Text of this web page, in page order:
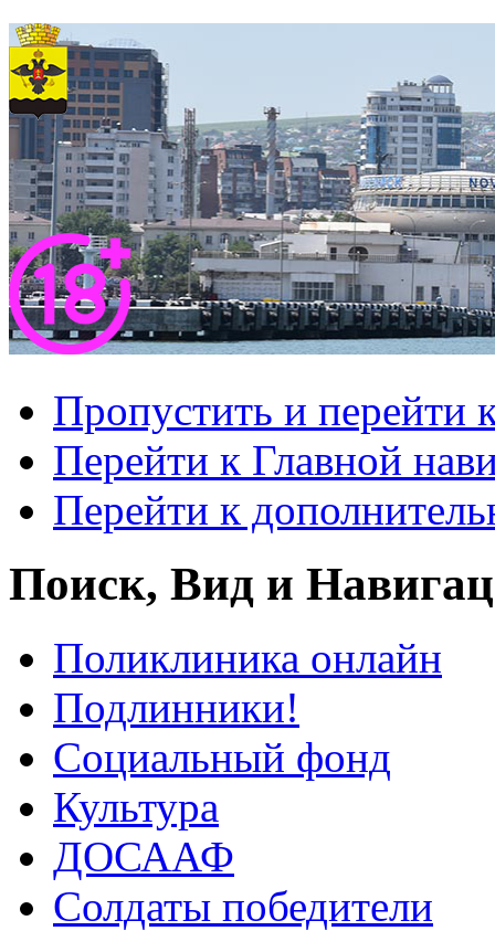
Пропустить и перейти
Перейти к Главной
Перейти к
Поиск, Вид и
Поликлиника онлайн
Подлинники!
Социальный фонд
Культура
ДОСААФ
Солдаты победители